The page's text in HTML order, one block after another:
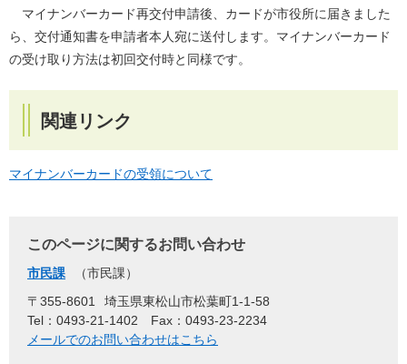
マイナンバーカード再交付申請後、カードが市役所に届きました
ら、交付通知書を申請者本人宛に送付します。マイナンバーカード
の受け取り方法は初回交付時と同様です。
関連リンク
マイナンバーカードの受領について
このページに関するお問い合わせ
市民課
市民課
〒355-8601
埼玉県東松山市松葉町1-1-58
Tel：0493-21-1402
Fax：0493-23-2234
メールでのお問い合わせはこちら